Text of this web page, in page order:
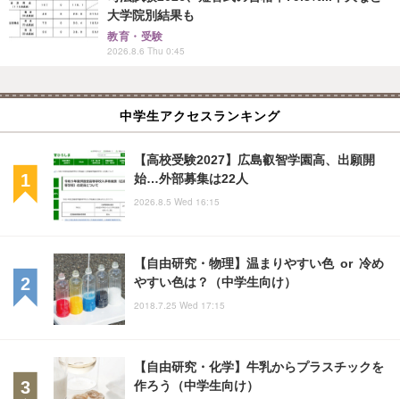
大学院別結果も
教育・受験
2026.8.6 Thu 0:45
中学生アクセスランキング
【高校受験2027】広島叡智学園高、出願開
始…外部募集は22人
2026.8.5 Wed 16:15
【自由研究・物理】温まりやすい色 or 冷め
やすい色は？（中学生向け）
2018.7.25 Wed 17:15
【自由研究・化学】牛乳からプラスチックを
作ろう（中学生向け）